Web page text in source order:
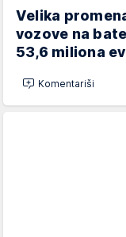
Velika
vozove na
53,6 miliona
Komentariši